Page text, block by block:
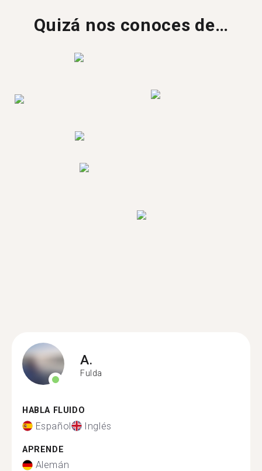
Quizá nos conoces de…
A.
Fulda
HABLA FLUIDO
Español Inglés
APRENDE
Alemán